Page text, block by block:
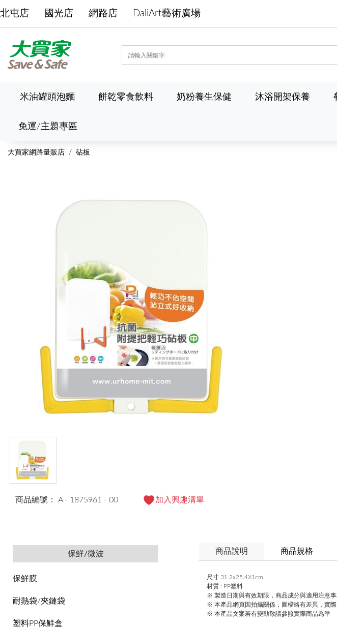
北屯店 國光店 網路店 DaliArt藝術廣場
米油罐頭泡麵 餅乾零食飲料 奶粉養生保健 沐浴開架保養
免運/主題專區
大買家網路量販店 砧板
商品編號： A - 1875961 - 00 加入興趣清單
保鮮/微波
保鮮膜
耐熱袋/夾鏈袋
塑料PP保鮮盒
商品說明 商品規格
尺寸 31.2x25.4X1cm
材質 : PP塑料
※ 製造日期與有效期限，商品成分與適用注意
※ 本產品網頁因拍攝關係，圖檔略有差異，實
※ 本產品文案若有變動敬請參照實際商品為準